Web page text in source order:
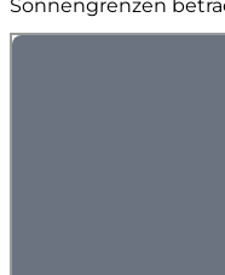
Sonnengrenzen